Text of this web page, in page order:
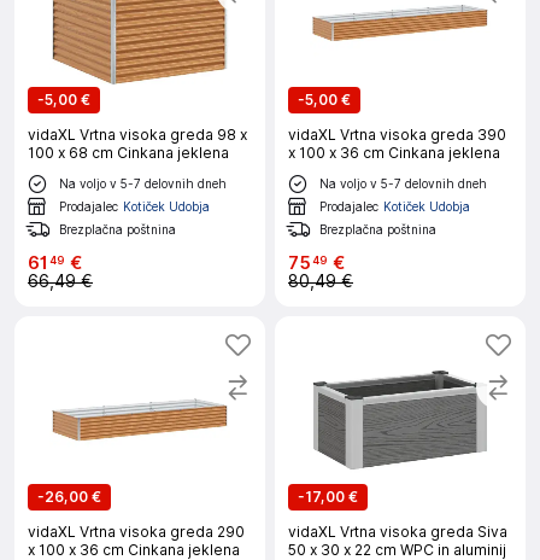
-5,00 €
vidaXL Vrtna visoka greda 98 x
100 x 68 cm Cinkana jeklena
Na voljo v 5-7 delovnih dneh
Prodajalec Kotiček Udobja
Brezplačna poštnina
61 49 €
66,49 €
-5,00 €
vidaXL Vrtna visoka greda 390
x 100 x 36 cm Cinkana jeklena
Na voljo v 5-7 delovnih dneh
Prodajalec Kotiček Udobja
Brezplačna poštnina
7549 €
80,49 €
-26,00 €
vidaXL Vrtna visoka greda 290
x 100 x 36 cm Cinkana jeklena
-17,00 €
vidaXL Vrtna visoka greda Siva
50 x 30 x 22 cm WPC in aluminij